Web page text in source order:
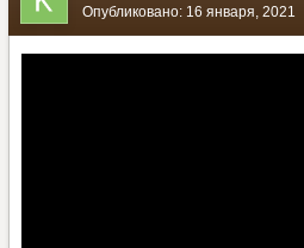
Опубликовано: 16 января, 2021